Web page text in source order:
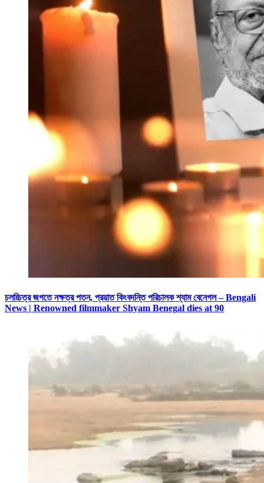
চলচ্চিত্র জগতে নক্ষত্র পতন, প্রয়াত কিংবদন্তি পরিচালক শ্যাম বেনেগল – Bengali
News | Renowned filmmaker Shyam Benegal dies at 90